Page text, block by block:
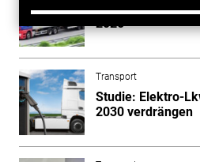
Lkw-Maut: Keine
2026
Transport
Studie: Elektro-
2030 verdrängen